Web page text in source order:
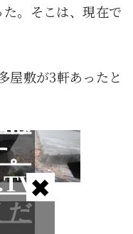
。そこは、現在で
屋敷が3軒あったと